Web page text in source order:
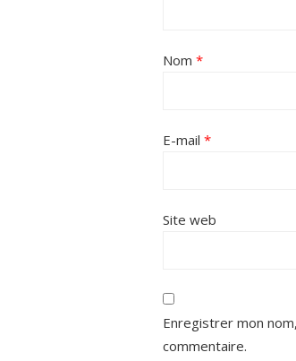
Nom *
E-mail *
Site web
Enregistrer mon
commentaire.